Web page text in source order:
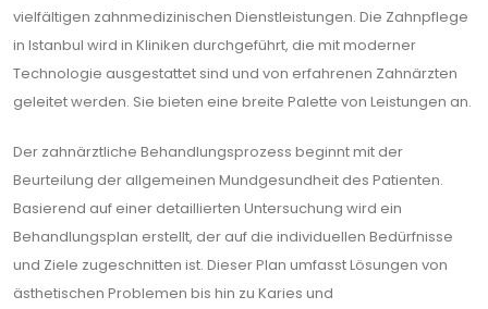
vielfältigen zahnmedizinischen Dienstleistungen. Die Zahnpflege
in Istanbul wird in Kliniken durchgeführt, die mit moderner
Technologie ausgestattet sind und von erfahrenen Zahnärzten
geleitet werden. Sie bieten eine breite Palette von Leistungen an.
Der zahnärztliche Behandlungsprozess beginnt mit der
Beurteilung der allgemeinen Mundgesundheit des Patienten.
Basierend auf einer detaillierten Untersuchung wird ein
Behandlungsplan erstellt, der auf die individuellen Bedürfnisse
und Ziele zugeschnitten ist. Dieser Plan umfasst Lösungen von
ästhetischen Problemen bis hin zu Karies und